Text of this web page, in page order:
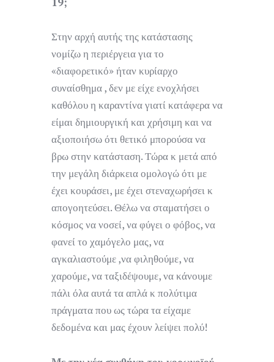
Στην αρχή αυτής της κατάστασης
νομίζω η περιέργεια για το
«διαφορετικό» ήταν κυρίαρχο
συναίσθημα , δεν με είχε ενοχλήσει
καθόλου η καραντίνα γιατί κατάφερα να
είμαι δημιουργική και χρήσιμη και να
αξιοποιήσω ότι θετικό μπορούσα να
βρω στην κατάσταση. Τώρα κ μετά από
την μεγάλη διάρκεια ομολογώ ότι με
έχει κουράσει, με έχει στεναχωρήσει κ
απογοητεύσει. Θέλω να σταματήσει ο
κόσμος να νοσεί, να φύγει ο φόβος, να
φανεί το χαμόγελο μας, να
αγκαλιαστούμε ,να φιληθούμε, να
χαρούμε, να ταξιδέψουμε, να κάνουμε
πάλι όλα αυτά τα απλά κ πολύτιμα
πράγματα που ως τώρα τα είχαμε
δεδομένα και μας έχουν λείψει πολύ!